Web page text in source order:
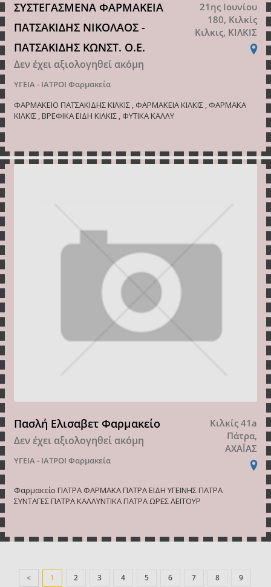
ΣΥΣΤΕΓΑΣΜΕΝΑ ΦΑΡΜΑΚΕΙΑ
ΠΑΤΣΑΚΙΔΗΣ ΝΙΚΟΛΑΟΣ -
ΠΑΤΣΑΚΙΔΗΣ ΚΩΝΣΤ. Ο.Ε.
Δεν έχει αξιολογηθεί ακόμη
ΥΓΕΙΑ - ΙΑΤΡΟΙ Φαρμακεία
21ης Ιουνίου
180, Κιλκίς
Κιλκις, ΚΙΛΚΙΣ
ΦΑΡΜΑΚΕΙΟ ΠΑΤΣΑΚΙΔΗΣ ΚΙΛΚΙΣ , ΦΑΡΜΑΚΕΙΑ ΚΙΛΚΙΣ , ΦΑΡΜΑΚΑ
ΚΙΛΚΙΣ , ΒΡΕΦΙΚΑ ΕΙΔΗ ΚΙΛΚΙΣ , ΦΥΤΙΚΑ ΚΑΛΛΥ
Πασλή Ελισαβετ Φαρμακείο
Δεν έχει αξιολογηθεί ακόμη
ΥΓΕΙΑ - ΙΑΤΡΟΙ Φαρμακεία
Κιλκίς 41a
Πάτρα,
ΑΧΑΪΑΣ
Φαρμακείο ΠΑΤΡΑ ΦΑΡΜΑΚΑ ΠΑΤΡΑ ΕΙΔΗ ΥΓΕΙΝΗΣ ΠΑΤΡΑ
ΣΥΝΤΑΓΕΣ ΠΑΤΡΑ ΚΑΛΛΥΝΤΙΚΑ ΠΑΤΡΑ ΩΡΕΣ ΛΕΙΤΟΥΡ
< 1 2 3 4 5 6 7 8 9